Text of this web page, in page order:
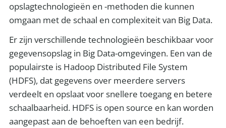
opslagtechnologieën en -methoden die kunnen
omgaan met de schaal en complexiteit van Big Data.
Er zijn verschillende technologieën beschikbaar voor
gegevensopslag in Big Data-omgevingen. Een van de
populairste is Hadoop Distributed File System
(HDFS), dat gegevens over meerdere servers
verdeelt en opslaat voor snellere toegang en betere
schaalbaarheid. HDFS is open source en kan worden
aangepast aan de behoeften van een bedrijf.